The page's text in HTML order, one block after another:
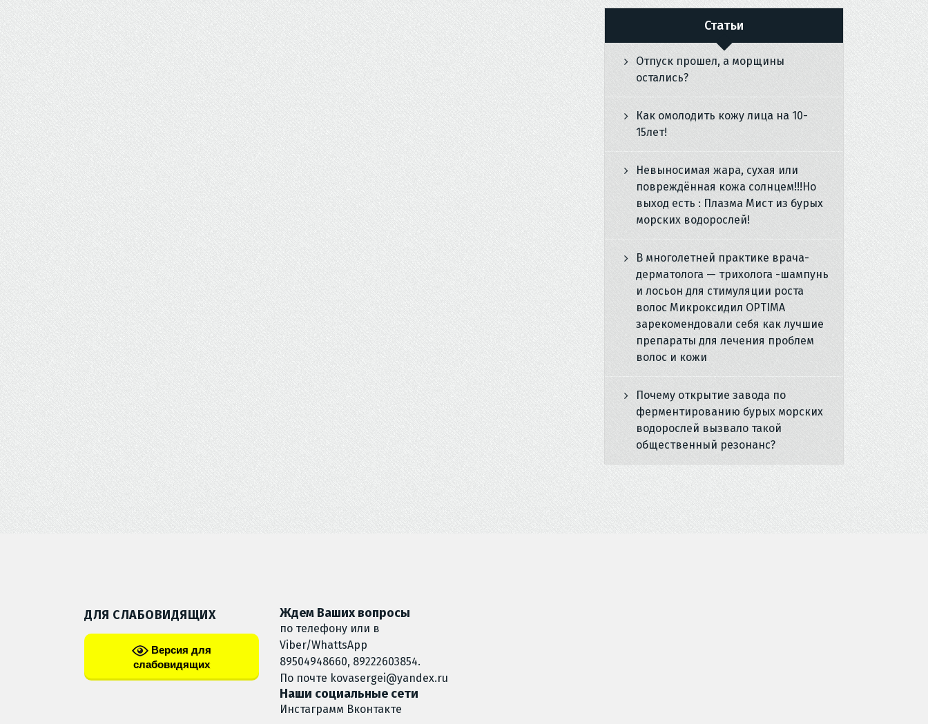
Статьи
Отпуск прошел, а морщины
остались?
Как омолодить кожу лица на 10-
15лет!
Невыносимая жара, сухая или
повреждённая кожа солнцем!!!Но
выход есть : Плазма Мист из бурых
морских водорослей!
В многолетней практике врача-
дерматолога — трихолога -шампунь
и лосьон для стимуляции роста
волос Микроксидил OPTIMA
зарекомендовали себя как лучшие
препараты для лечения проблем
волос и кожи
Почему открытие завода по
ферментированию бурых морских
водорослей вызвало такой
общественный резонанс?
ДЛЯ СЛАБОВИДЯЩИХ
Версия для
слабовидящих
Ждем Ваших вопросы
по телефону или в
Viber/WhattsApp
89504948660, 89222603854.
По почте kovasergei@yandex.ru
Наши социальные сети
Инстаграмм Вконтакте